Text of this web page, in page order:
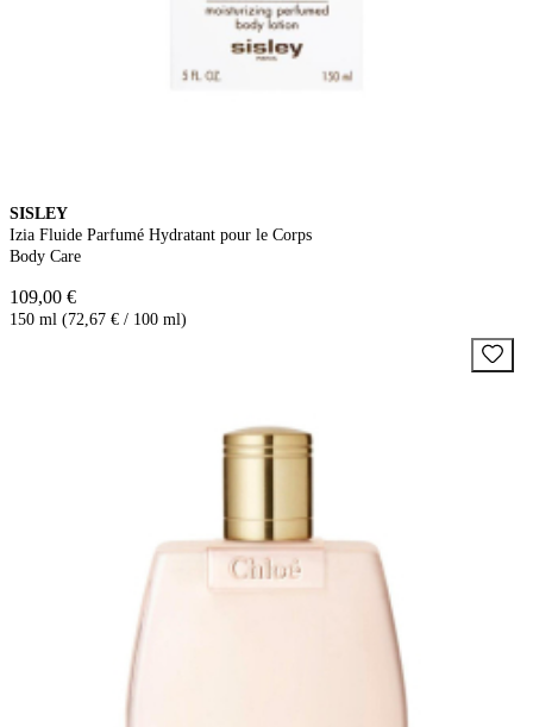
SISLEY
Izia Fluide Parfumé Hydratant pour le Corps
Body Care
109,00 €
150 ml (72,67 € / 100 ml)